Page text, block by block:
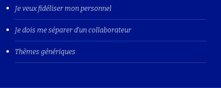
Je veux fidéliser mon personnel
Je dois me séparer d'un collaborateur
Thèmes génériques